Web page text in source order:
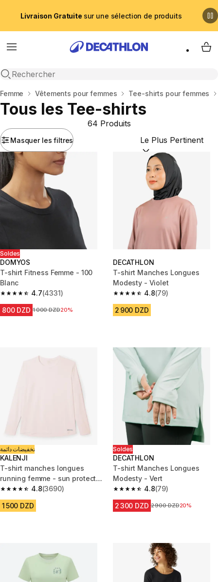
Livraison Gratuite sur une sélection de produits
Menu
Recherche ouverte
My
Accueil
Femme Vêtements pour femmes Tee-shirts pour femmes
Tous les Tee-shirts
Masquer les filtres
64 Produits
Trier par :(optional)
Soldes
DOMYOS
T-shirt Fitness Femme - 100
Blanc
4.7
4.7 out of 5 stars from 4331 reviews
(4331)
800 DZD Prix avant la réduction
1 000 DZD20%
DECATHLON
T-shirt Manches Longues
Modesty - Violet
4.8
4.8 out of 5 stars from 79
(79)
2 900 DZD
تخفيضات دائمة
KALENJI
T-shirt manches longues
running femme - sun protect
rose
4.8
4.8 out of 5 stars from 3690 reviews
(3690)
1 500 DZD
Soldes
DECATHLON
T-shirt Manches Longues
Modesty - Vert
4.8
4.8 out of 5 stars from 79
(79)
2 300 DZD Prix avant la réduction
2 900 DZD20%